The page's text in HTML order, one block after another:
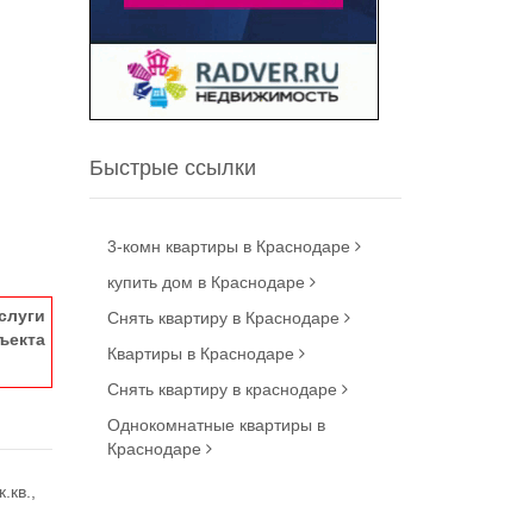
Быстрые ссылки
3-комн квартиры в Краснодаре
купить дом в Краснодаре
Снять квартиру в Краснодаре
Квартиры в Краснодаре
Снять квартиру в краснодаре
Однокомнатные квартиры в
Краснодаре